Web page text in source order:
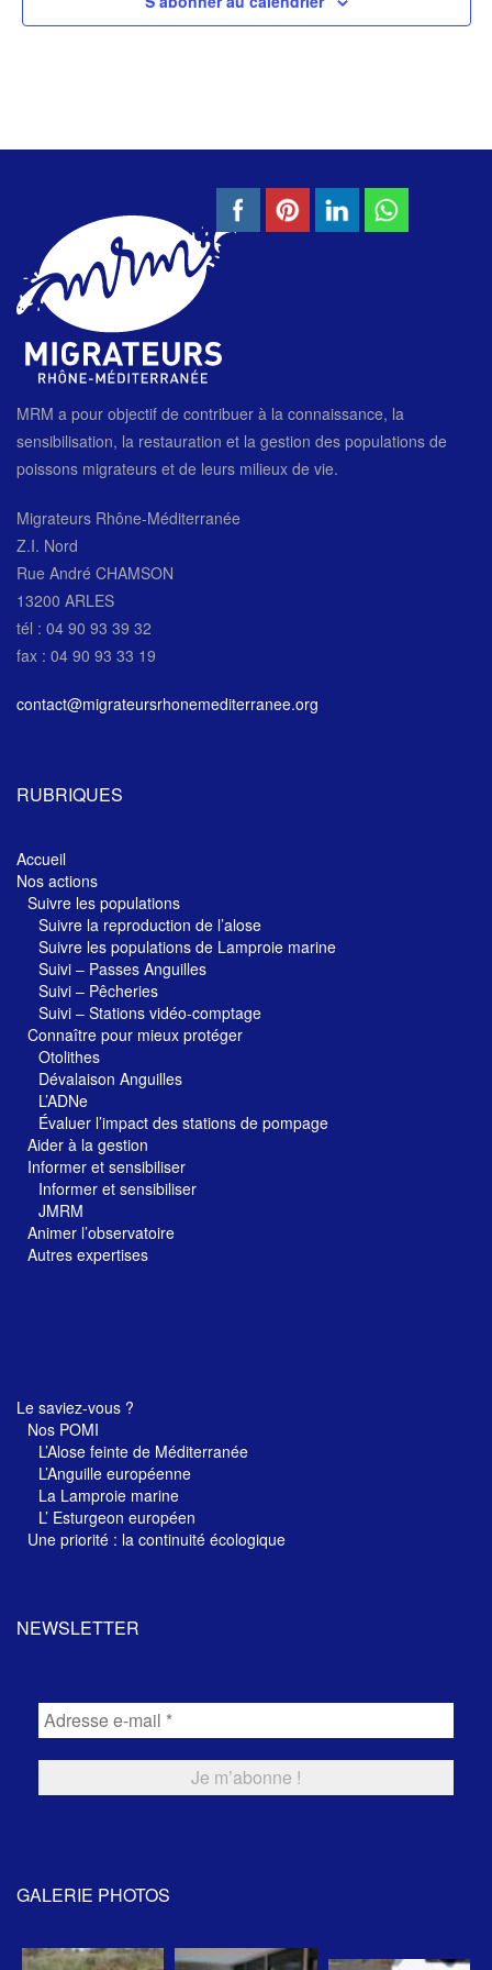
MRM a pour objectif de contribuer à la connaissance, la
sensibilisation, la restauration et la gestion des populations de
poissons migrateurs et de leurs milieux de vie.
Migrateurs Rhône-Méditerranée
Z.I. Nord
Rue André CHAMSON
13200 ARLES
tél : 04 90 93 39 32
fax : 04 90 93 33 19
contact@migrateursrhonemediterranee.org
RUBRIQUES
Accueil
Nos actions
Suivre les populations
Suivre la reproduction de l’alose
Suivre les populations de Lamproie marine
Suivi – Passes Anguilles
Suivi – Pêcheries
Suivi – Stations vidéo-comptage
Connaître pour mieux protéger
Otolithes
Dévalaison Anguilles
L’ADNe
Évaluer l’impact des stations de pompage
Aider à la gestion
Informer et sensibiliser
Informer et sensibiliser
JMRM
Animer l’observatoire
Autres expertises
Le saviez-vous ?
Nos POMI
L’Alose feinte de Méditerranée
L’Anguille européenne
La Lamproie marine
L’ Esturgeon européen
Une priorité : la continuité écologique
NEWSLETTER
GALERIE PHOTOS